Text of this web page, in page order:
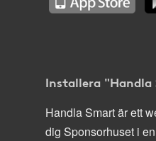
Installera "Handla
Handla Smart är ett
dig Sponsorhuset i